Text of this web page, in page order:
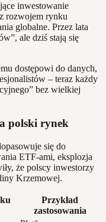
inwestowanie
rozwojem rynku
globalne. Przez lata
ale dziś stają się
dostępowi do danych,
– teraz każdy
bez wielkiej
polski rynek
się do
ETF-ami, eksplozja
że polscy inwestorzy
Krzemowej.
Przykład
zastosowania